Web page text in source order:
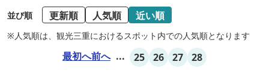
並び順 更新順 人気順 近い順
※人気順は、観光三重におけるスポット内での人気順となります
最初へ前へ ... 25 26 27 28